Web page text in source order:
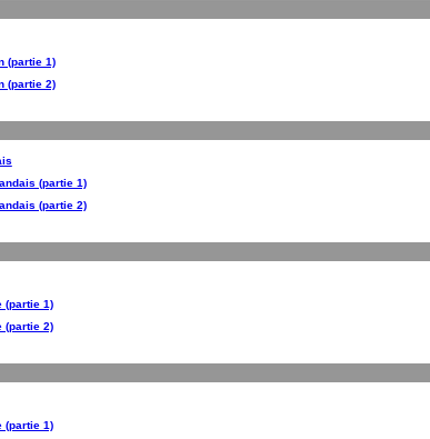
(partie 1)
(partie 2)
(partie 1)
(partie 2)
(partie 1)
(partie 2)
(partie 1)